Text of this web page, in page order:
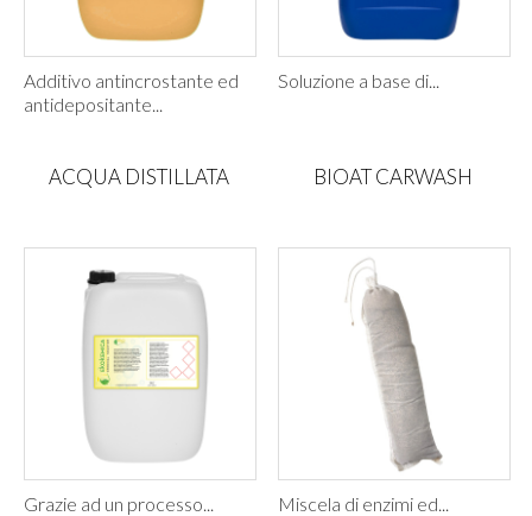
Additivo antincrostante ed
antidepositante...
Soluzione a base di...
ACQUA DISTILLATA
Grazie ad un processo...
BIOAT CARWASH
Miscela di enzimi ed...